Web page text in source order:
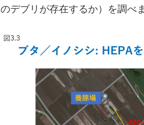
のデブリが存在するか）を調べ